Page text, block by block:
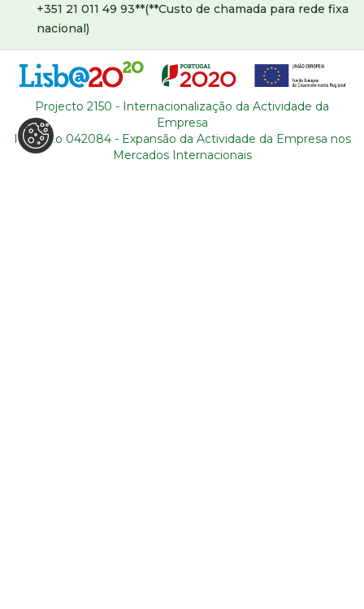
+351 21 011 49 93**(**Custo de chamada para rede fixa
nacional)
backoffice@tourism-for-all.com
MAPA DO SITE
Quem somos
Serviços
Blog
Contactos
Projecto 2150 - Internacionalização da Actividade da
Empresa
Projecto 042084 - Expansão da Actividade da Empresa nos
Mercados Internacionais